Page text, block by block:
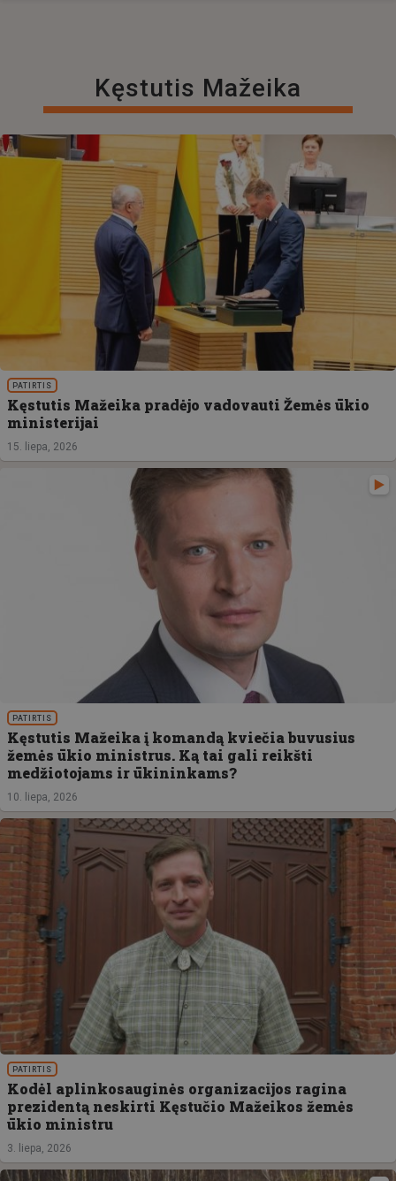
Kęstutis Mažeika
PATIRTIS
Kęstutis Mažeika pradėjo vadovauti Žemės ūkio
ministerijai
15. liepa, 2026
PATIRTIS
Kęstutis Mažeika į komandą kviečia buvusius
žemės ūkio ministrus. Ką tai gali reikšti
medžiotojams ir ūkininkams?
10. liepa, 2026
PATIRTIS
Kodėl aplinkosauginės organizacijos ragina
prezidentą neskirti Kęstučio Mažeikos žemės
ūkio ministru
3. liepa, 2026